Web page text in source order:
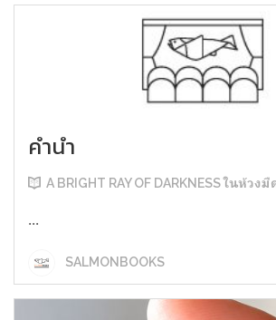
คำนำ
A BRIGHT RAY OF DARKNESS ในห้ว
...
SALMONBOOKS